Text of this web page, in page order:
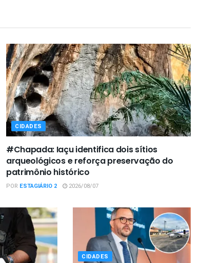
CIDADES
#Chapada: Iaçu identifica dois sítios
arqueológicos e reforça preservação do
patrimônio histórico
POR ESTAGIÁRIO 2 2026/08/07
CIDADES